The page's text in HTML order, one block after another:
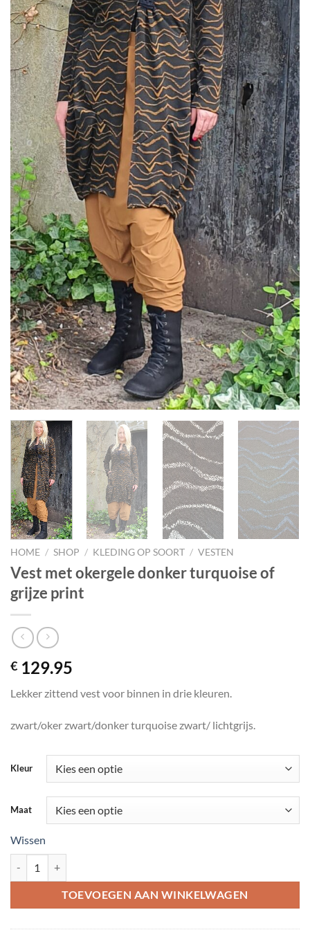
HOME / SHOP / KLEDING OP SOORT / VESTEN
Vest met okergele donker turquoise of
grijze print
€ 129.95
Lekker zittend vest voor binnen in drie kleuren.
zwart/oker zwart/donker turquoise zwart/ lichtgrijs.
Kleur
Maat
Wissen
TOEVOEGEN AAN WINKELWAGEN